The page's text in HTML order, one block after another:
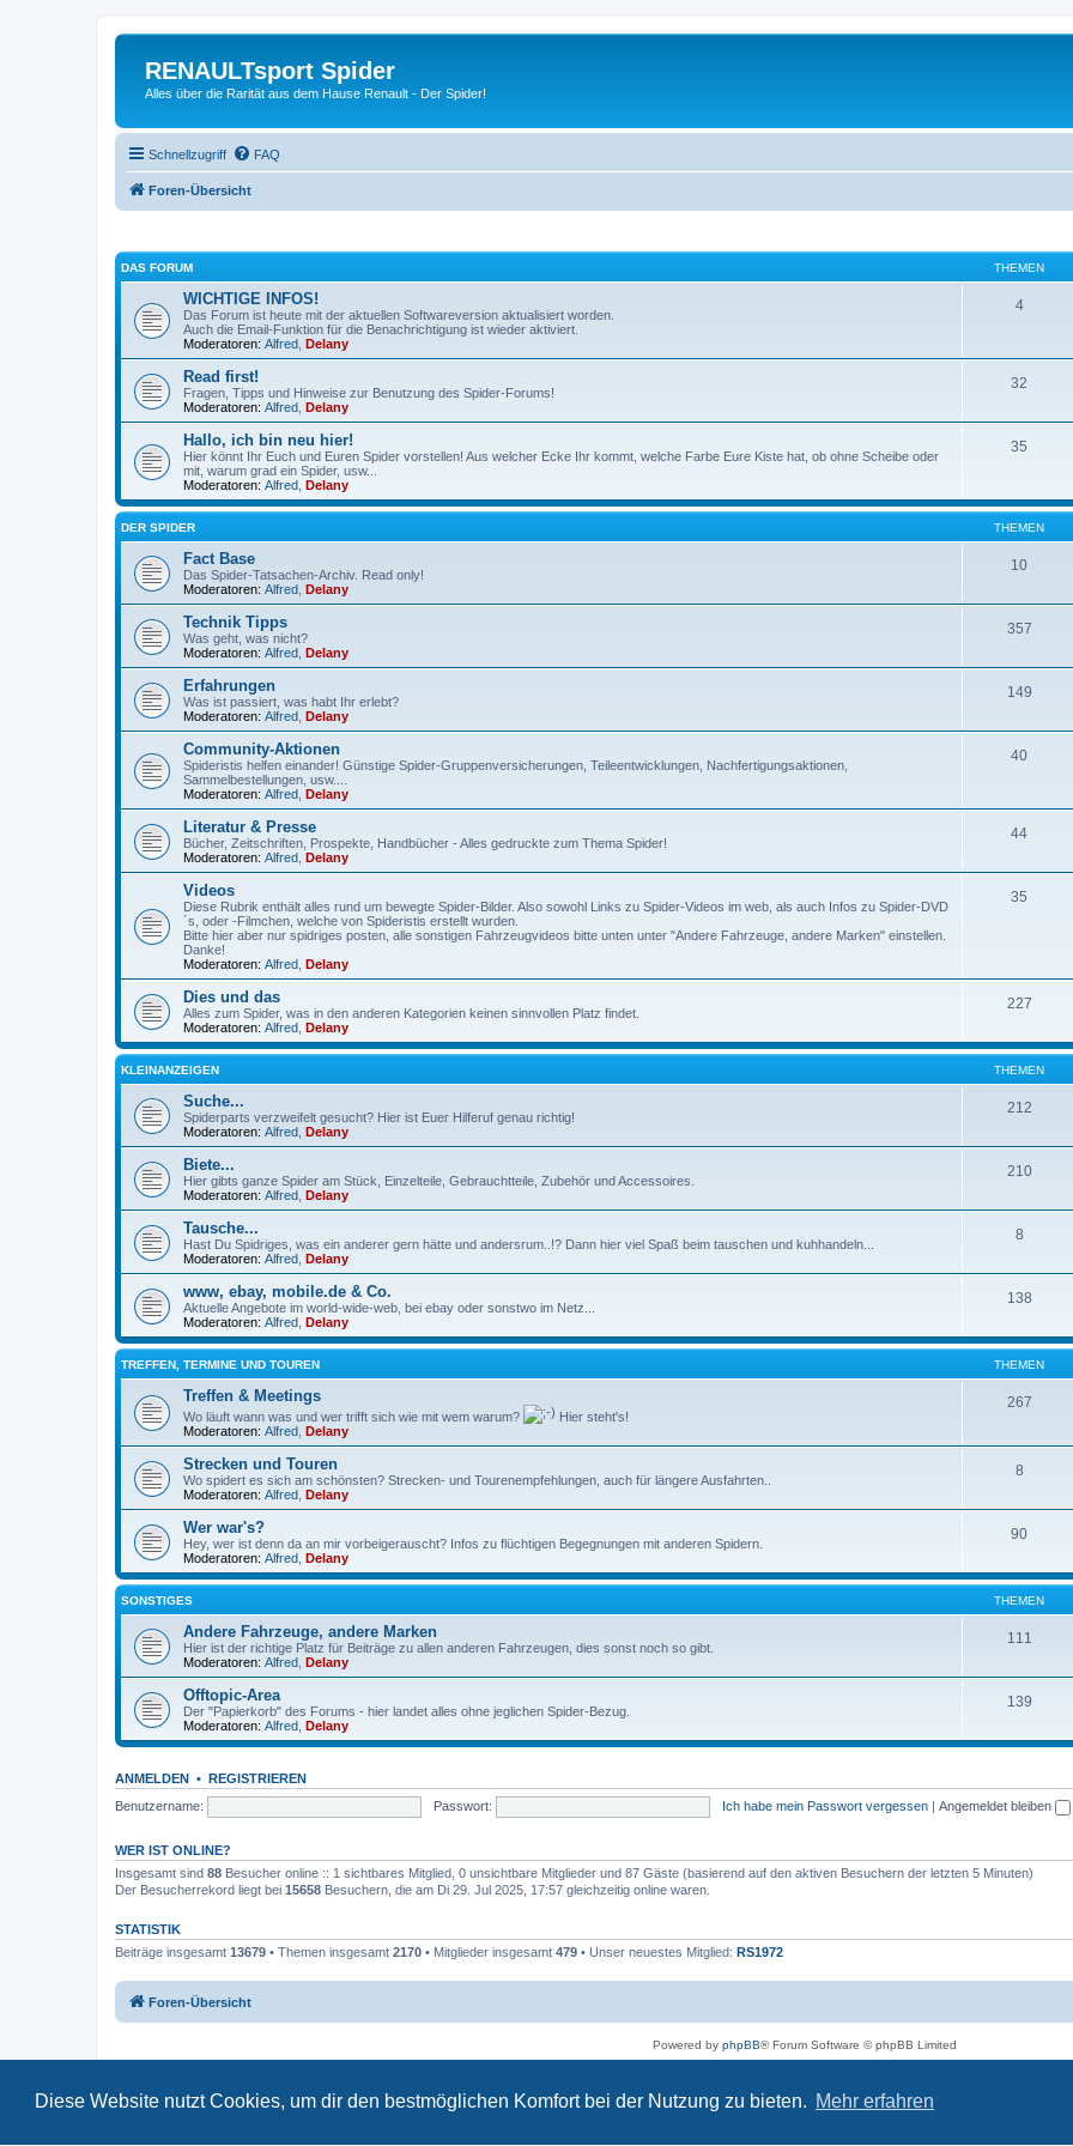
Diese Website nutzt Cookies, um dir den bestmöglichen Komfort bei der Nutzung zu bieten. Mehr erfahren
RENAULTsport Spider
Alles über die Rarität aus dem Hause Renault - Der Spider!
Schnellzugriff FAQ
Foren-Übersicht
DAS FORUM THEMEN
WICHTIGE INFOS!
Das Forum ist heute mit der aktuellen Softwareversion aktualisiert worden.
Auch die Email-Funktion für die Benachrichtigung ist wieder aktiviert.
Moderatoren: Alfred Delany
4
Read first!
Fragen, Tipps und Hinweise zur Benutzung des Spider-Forums!
Moderatoren: Alfred Delany
32
Hallo, ich bin neu hier!
Hier könnt Ihr Euch und Euren Spider vorstellen! Aus welcher Ecke Ihr kommt, welche Farbe Eure Kiste hat, ob ohne Scheibe oder
mit, warum grad ein Spider, usw...
Moderatoren: Alfred Delany
35
DER SPIDER THEMEN
Fact Base
Das Spider-Tatsachen-Archiv. Read only!
Moderatoren: Alfred Delany
10
Technik Tipps
Was geht, was nicht?
Moderatoren: Alfred Delany
357
Erfahrungen
Was ist passiert, was habt Ihr erlebt?
Moderatoren: Alfred Delany
149
Community-Aktionen
Spideristis helfen einander! Günstige Spider-Gruppenversicherungen, Teileentwicklungen, Nachfertigungsaktionen,
Sammelbestellungen, usw....
Moderatoren: Alfred Delany
40
Literatur & Presse
Bücher, Zeitschriften, Prospekte, Handbücher - Alles gedruckte zum Thema Spider!
Moderatoren: Alfred Delany
44
Videos
Diese Rubrik enthält alles rund um bewegte Spider-Bilder. Also sowohl Links zu Spider-Videos im web, als auch Infos zu Spider-DVD
´s, oder -Filmchen, welche von Spideristis erstellt wurden.
Bitte hier aber nur spidriges posten, alle sonstigen Fahrzeugvideos bitte unten unter "Andere Fahrzeuge, andere Marken" einstellen.
Danke!
Moderatoren: Alfred Delany
35
Dies und das
Alles zum Spider, was in den anderen Kategorien keinen sinnvollen Platz findet.
Moderatoren: Alfred Delany
227
KLEINANZEIGEN THEMEN
Suche...
Spiderparts verzweifelt gesucht? Hier ist Euer Hilferuf genau richtig!
Moderatoren: Alfred Delany
212
Biete...
Hier gibts ganze Spider am Stück, Einzelteile, Gebrauchtteile, Zubehör und Accessoires.
Moderatoren: Alfred Delany
210
Tausche...
Hast Du Spidriges, was ein anderer gern hätte und andersrum..!? Dann hier viel Spaß beim tauschen und kuhhandeln...
Moderatoren: Alfred Delany
8
www, ebay, mobile.de & Co.
Aktuelle Angebote im world-wide-web, bei ebay oder sonstwo im Netz...
Moderatoren: Alfred Delany
138
TREFFEN, TERMINE UND TOUREN THEMEN
Treffen & Meetings
Wo läuft wann was und wer trifft sich wie mit wem warum?
Hier steht's!
Moderatoren: Alfred Delany
267
Strecken und Touren
Wo spidert es sich am schönsten? Strecken- und Tourenempfehlungen, auch für längere Ausfahrten..
Moderatoren: Alfred Delany
8
Wer war's?
Hey, wer ist denn da an mir vorbeigerauscht? Infos zu flüchtigen Begegnungen mit anderen Spidern.
Moderatoren: Alfred Delany
90
SONSTIGES THEMEN
Andere Fahrzeuge, andere Marken
Hier ist der richtige Platz für Beiträge zu allen anderen Fahrzeugen, dies sonst noch so gibt.
Moderatoren: Alfred Delany
111
Offtopic-Area
Der "Papierkorb" des Forums - hier landet alles ohne jeglichen Spider-Bezug.
Moderatoren: Alfred Delany
139
ANMELDEN • REGISTRIEREN
Benutzername:
Passwort: Ich habe mein Passwort vergessen | Angemeldet bleiben
WER IST ONLINE?
Insgesamt sind 88 Besucher online :: 1 sichtbares Mitglied, 0 unsichtbare Mitglieder und 87 Gäste (basierend auf den aktiven Besuchern der letzten 5 Minuten)
Der Besucherrekord liegt bei 15658 Besuchern, die am Di 29. Jul 2025, 17:57 gleichzeitig online waren.
STATISTIK
Beiträge insgesamt 13679 • Themen insgesamt 2170 • Mitglieder insgesamt 479 • Unser neuestes Mitglied: RS1972
Foren-Übersicht
Powered by phpBB® Forum Software © phpBB Limited